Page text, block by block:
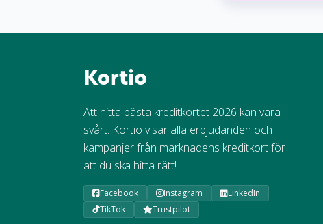
Kortio
Att hitta bästa kreditkortet 2026 kan vara
svårt. Kortio visar alla erbjudanden och
kampanjer från marknadens kreditkort för
att du ska hitta rätt!
Facebook Instagram
LinkedIn
TikTok
Trustpilot